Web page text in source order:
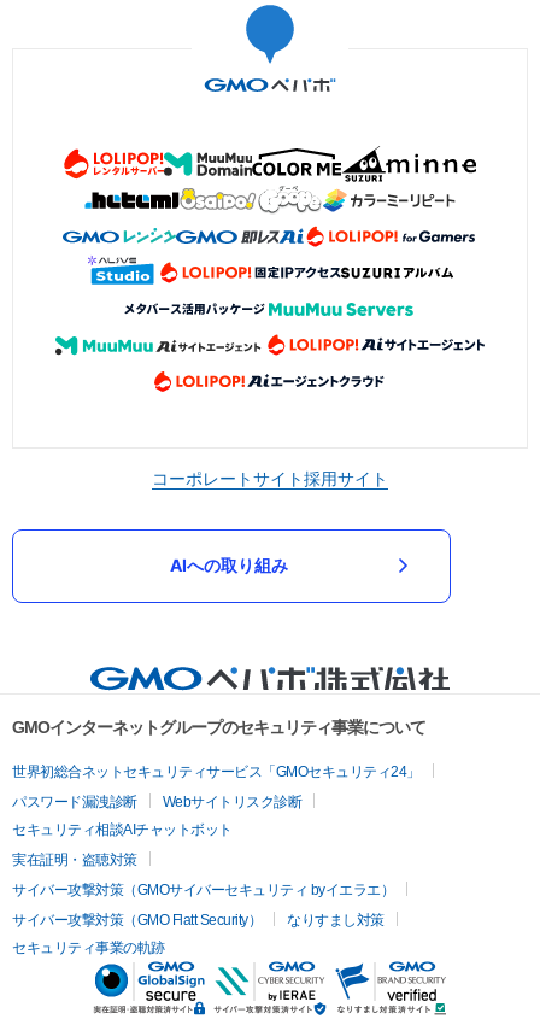
コーポレートサイト採用サイト
AIへの取り組み
GMOインターネットグループのセキュリティ事業について
世界初総合ネットセキュリティサービス「GMOセキュリティ24」
パスワード漏洩診断
Webサイトリスク診断
セキュリティ相談AIチャットボット
実在証明・盗聴対策
サイバー攻撃対策（GMOサイバーセキュリティ byイエラエ）
サイバー攻撃対策（GMO Flatt Security）
なりすまし対策
セキュリティ事業の軌跡